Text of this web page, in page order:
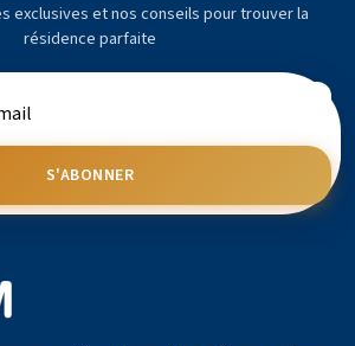
exclusives et nos conseils pour trouver la
résidence parfaite
S'ABONNER